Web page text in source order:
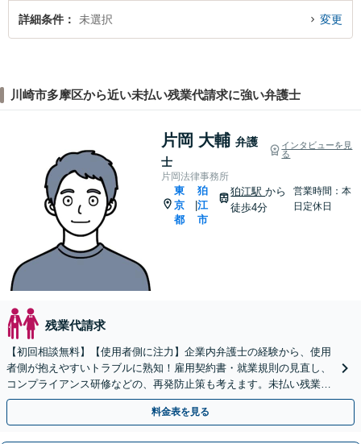
詳細条件 未選択 変更
川崎市多摩区から近い未払い残業代請求に強い弁護士
片岡 大輔 弁護
士
インタビューを見
る
片岡法律事務所
東
京
都
狛
江
市
狛江駅から
徒歩4分
営業時間：本
日定休日
残業代請求
【初回相談無料】【使用者側に注力】企業内弁護士の経験から、使用
者側が抱えやすいトラブルに熟知！雇用契約書・就業規則の見直し、
コンプライアンス研修などの、再発防止策も考えます。未払い残業代
や不当解雇、労災など【狛江駅4分】【オンライン面談◎】
料金表を見る